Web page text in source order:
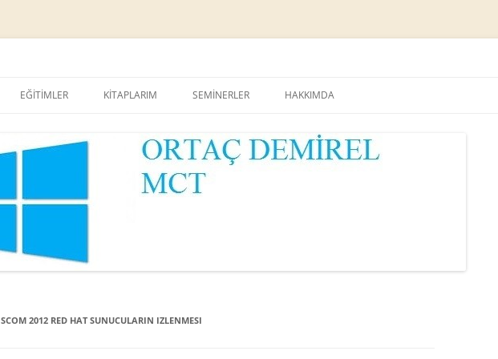
to
EĞİTİMLER KİTAPLARIM SEMİNERLER HAKKIMDA
SCOM 2012 RED HAT SUNUCULARIN IZLENMESI